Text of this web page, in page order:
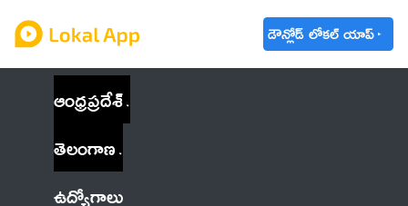
డౌన్లోడ్ లోకల్ యాప్
ఆంధ్రప్రదేశ్
తెలంగాణ
ఉద్యోగాలు